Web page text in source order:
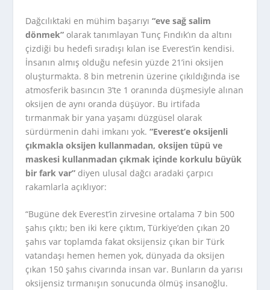
Dağcılıktaki en mühim başarıyı“eve sağ salim
dönmek” olarak tanımlayan Tunç Fındık’ın da altını
çizdiği bu hedefi sıradışı kılan ise Everest’in kendisi.
İnsanın almış olduğu nefesin yüzde 21’ini oksijen
oluşturmakta. 8 bin metrenin üzerine çıkıldığında ise
atmosferik basıncın 3’te 1 oranında düşmesiyle alınan
oksijen de aynı oranda düşüyor. Bu irtifada
tırmanmak bir yana yaşamı düzgüsel olarak
sürdürmenin dahi imkanı yok.“Everest’e oksijenli
çıkmakla oksijen kullanmadan, oksijen tüpü ve
maskesi kullanmadan çıkmak içinde korkulu büyük
bir fark var” diyen ulusal dağcı aradaki çarpıcı
rakamlarla açıklıyor:
“Bugüne dek Everest’in zirvesine ortalama 7 bin 500
şahıs çıktı; ben iki kere çıktım, Türkiye’den çıkan 20
şahıs var toplamda fakat oksijensiz çıkan bir Türk
vatandaşı hemen hemen yok, dünyada da oksijen
çıkan 150 şahıs civarında insan var. Bunların da yarısı
oksijensiz tırmanışın sonucunda ölmüş insanoğlu.